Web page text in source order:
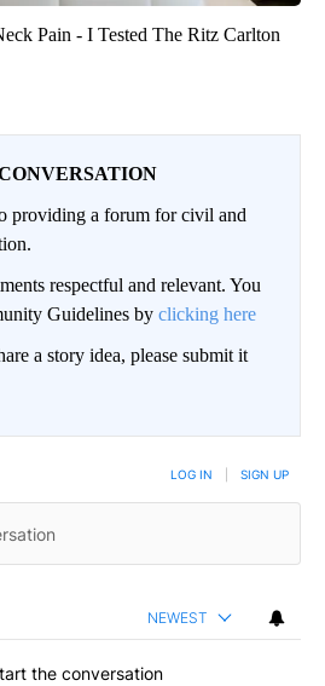
Pain - I Tested The Ritz Carlton
providing a forum for civil and
respectful and relevant. You
Guidelines by clicking here
a story idea, please submit it
LOG IN SIGN UP
NEWEST
the conversation